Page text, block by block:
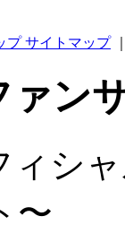
サイトマップ
ァン
ィシ
〜